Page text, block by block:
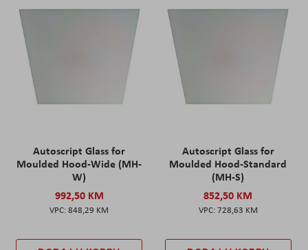
Autoscript Glass for
Moulded Hood-Wide (MH-
W)
992,50 KM
848,29 KM
Autoscript Glass for
Moulded Hood-Standard
(MH-S)
852,50 KM
728,63 KM